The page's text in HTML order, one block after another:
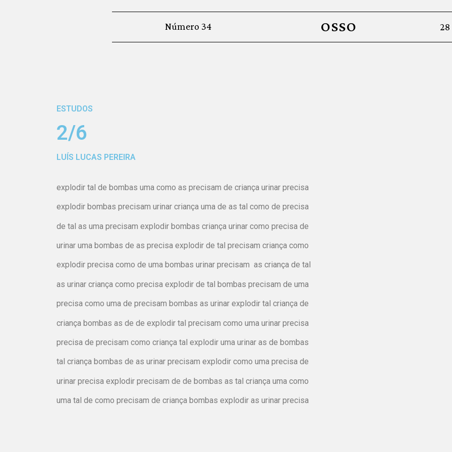
Número 34 OSSO
ESTUDOS
2/6
LUÍS LUCAS PEREIRA
explodir tal de bombas uma como as precisam de criança urinar precisa
explodir bombas precisam urinar criança uma de as tal como de precisa
de tal as uma precisam explodir bombas criança urinar como precisa de
urinar uma bombas de as precisa explodir de tal precisam criança como
explodir precisa como de uma bombas urinar precisam as criança de tal
as urinar criança como precisa explodir de tal bombas precisam de uma
precisa como uma de precisam bombas as urinar explodir tal criança de
criança bombas as de de explodir tal precisam como uma urinar precisa
precisa de precisam como criança tal explodir uma urinar as de bombas
tal criança bombas de as urinar precisam explodir como uma precisa de
urinar precisa explodir precisam de de bombas as tal criança uma como
uma tal de como precisam de criança bombas explodir as urinar precisa